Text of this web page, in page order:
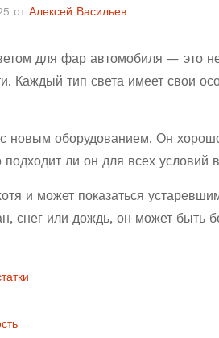
от Алексей Васильев
для фар автомобиля — это
Каждый тип света имеет свои
новым оборудованием. Он
ли он для всех условий
и может показаться
снег или дождь, он может быть